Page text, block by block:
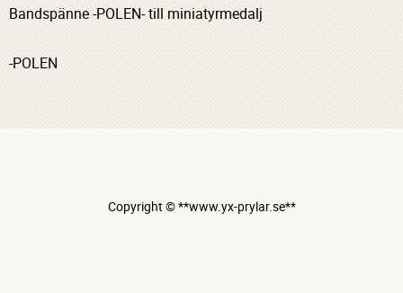
Bandspänne -POLEN- till miniatyrmedalj
-POLEN
Copyright © **www.yx-prylar.se**